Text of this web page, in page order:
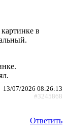
в
13/07/2026 08:26:13
#3245868
Ответить